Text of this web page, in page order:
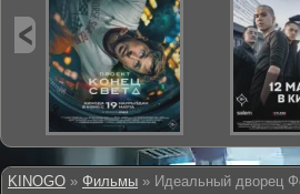
KINOGO » Фильмы » Идеальный дворец